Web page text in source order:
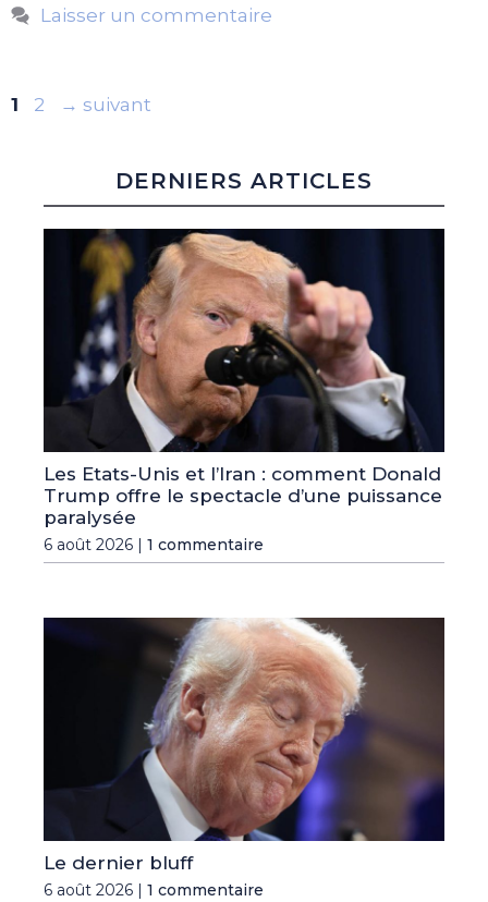
Laisser un commentaire
Page
1 Page
2 → suivant
DERNIERS ARTICLES
Les Etats-Unis et l’Iran : comment Donald
Trump offre le spectacle d’une puissance
paralysée
6 août 2026 | 1 commentaire
Le dernier bluff
6 août 2026 | 1 commentaire